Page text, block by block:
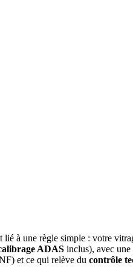
lié à une règle simple : votre
ADAS inclus), avec une
et ce qui relève du contrôle